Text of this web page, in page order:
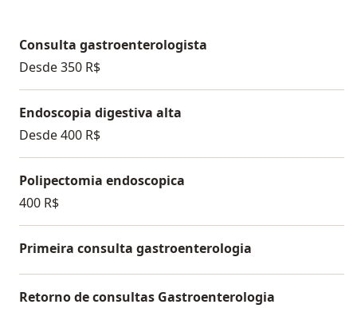
Clínica Ilha Gastro: Excelência em saúde digestiva.
Consulta gastroenterologista
Desde 350 R$
Endoscopia digestiva alta
Desde 400 R$
Polipectomia endoscopica
400 R$
Primeira consulta gastroenterologia
Retorno de consultas Gastroenterologia